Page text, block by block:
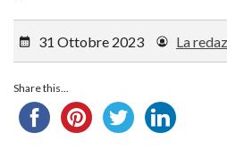
31 Ottobre 2023 La
Share this...